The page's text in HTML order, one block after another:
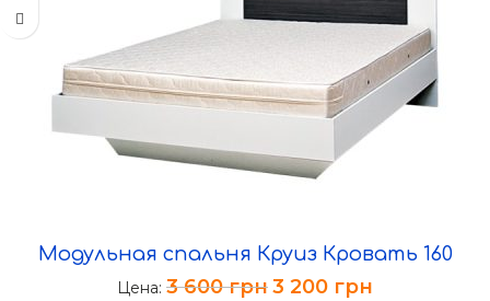
Модульная спальня Круиз Кровать 160
Цена: 3 600грн3 200 грн